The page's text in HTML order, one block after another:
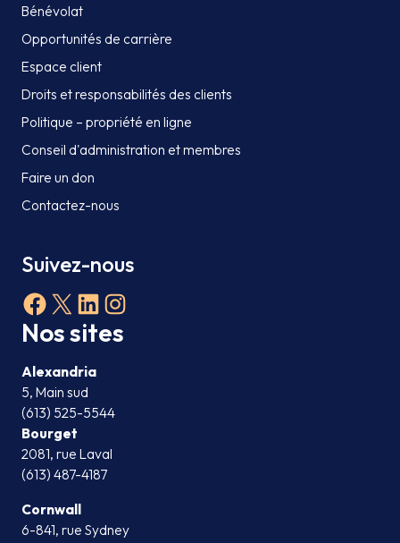
Bénévolat
Opportunités de carrière
Espace client
Droits et responsabilités des clients
Politique – propriété en ligne
Conseil d'administration et membres
Faire un don
Contactez-nous
Suivez-nous
Facebook
X LinkedIn
Instagram
Nos sites
Alexandria
5, Main sud
(613) 525-5544
Bourget
2081, rue Laval
(613) 487-4187
Cornwall
6-841, rue Sydney